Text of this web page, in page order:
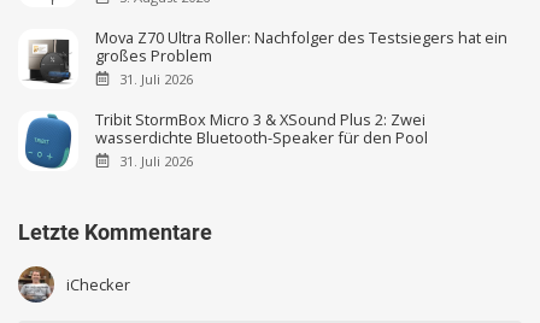
Mova Z70 Ultra Roller: Nachfolger des Testsiegers hat ein
großes Problem
31. Juli 2026
Tribit StormBox Micro 3 & XSound Plus 2: Zwei
wasserdichte Bluetooth-Speaker für den Pool
31. Juli 2026
Letzte Kommentare
iChecker